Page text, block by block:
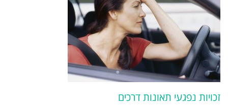
זכויות נפגעי תאונות דרכים